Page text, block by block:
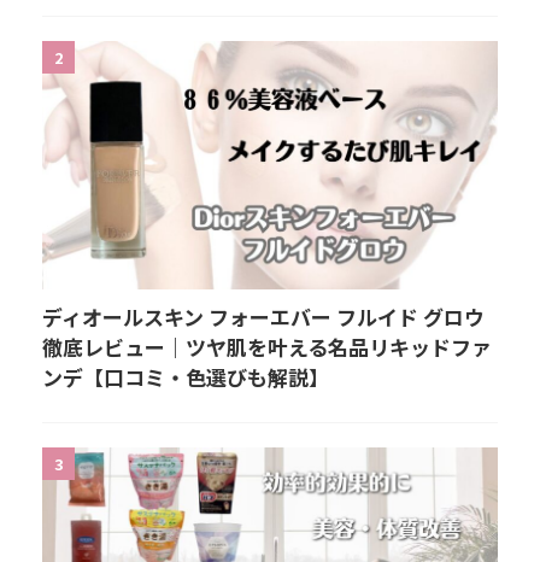
2
ディオールスキン フォーエバー フルイド グロウ
徹底レビュー｜ツヤ肌を叶える名品リキッドファ
ンデ【口コミ・色選びも解説】
3